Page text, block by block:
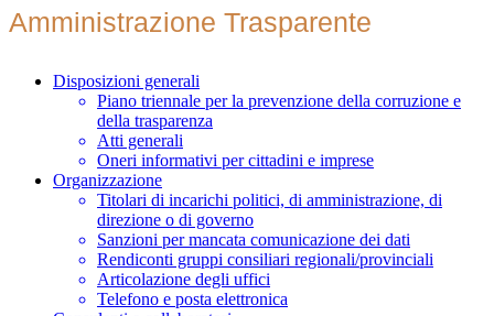
Amministrazione Trasparente
Disposizioni generali
Piano triennale per la prevenzione della corruzione e
della trasparenza
Atti generali
Oneri informativi per cittadini e imprese
Organizzazione
Titolari di incarichi politici, di amministrazione, di
direzione o di governo
Sanzioni per mancata comunicazione dei dati
Rendiconti gruppi consiliari regionali/provinciali
Articolazione degli uffici
Telefono e posta elettronica